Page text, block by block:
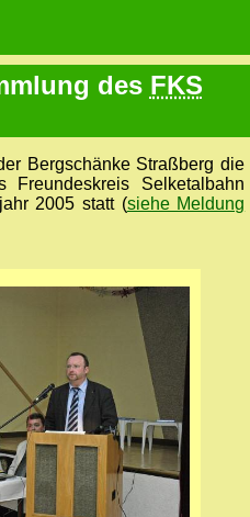
des FKS
Bergschänke Straßberg die
Freundeskreis Selketalbahn
2005 statt (siehe Meldung